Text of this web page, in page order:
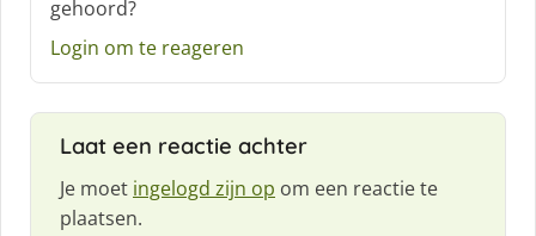
r
e
:
gehoord?
Login om te reageren
Laat een reactie achter
Je moet ingelogd zijn op om een reactie te
plaatsen.